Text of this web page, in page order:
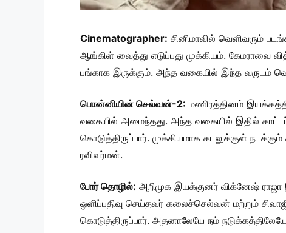
Cinematographer: சினிமாவில் வெளிவரும்
ஆங்கிள் வைத்து எடுப்பது முக்கியம். கேமராவை
பங்காக இருக்கும். அந்த வகையில் இந்த வருடம்
பொன்னியின் செல்வன்-2: மணிரத்தினம்
வகையில் அமைந்தது. அந்த வகையில் இதில்
கொடுத்திருப்பார். முக்கியமாக கடலுக்குள்
ரவிவர்மன்.
போர் தொழில்: அறிமுக இயக்குனர் விக்னேஷ் ராஜா
ஒளிப்பதிவு செய்தவர் கலைச்செல்வன் மற்றும்
கொடுத்திருப்பார். அதனாலேயே நம்